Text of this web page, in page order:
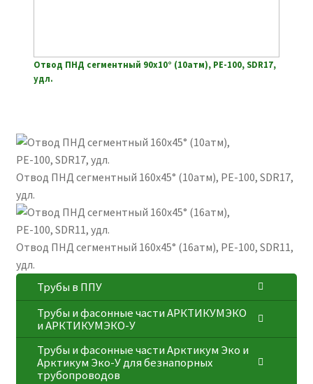
Отвод ПНД сегментный 90х10° (10атм), РЕ-100, SDR17,
удл.
Отвод ПНД сегментный 160х45° (10атм), РЕ-100, SDR17,
удл.
Отвод ПНД сегментный 160х45° (16атм), РЕ-100, SDR11,
удл.
Трубы в ППУ
Трубы и фасонные части АРКТИКУМЭКО
и АРКТИКУМЭКО-У
Трубы и фасонные части Арктикум Эко и
Арктикум Эко-У для безнапорных
трубопроводов